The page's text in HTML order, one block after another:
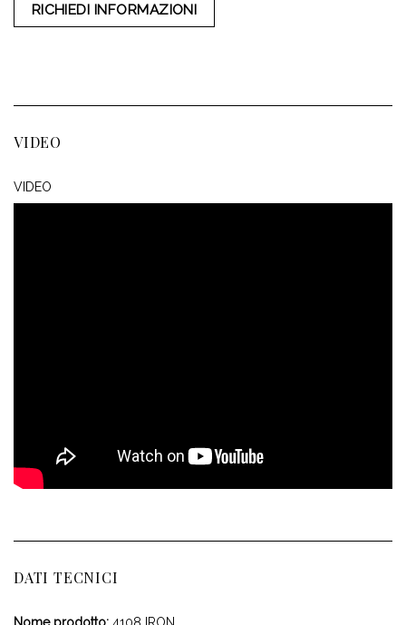
RICHIEDI INFORMAZIONI
VIDEO
VIDEO
DATI TECNICI
Nome prodotto: 4108 IRON